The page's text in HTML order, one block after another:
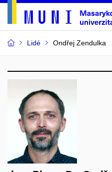
Lidé Ondřej Zendulka